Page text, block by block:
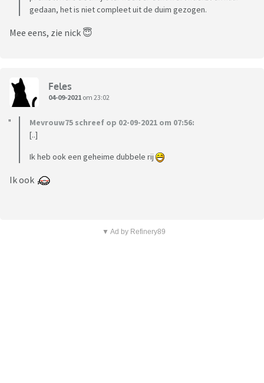
gedaan, het is niet compleet uit de duim gezogen.
Mee eens, zie nick 😇
Feles
04-09-2021 om 23:02
Mevrouw75 schreef op 02-09-2021 om 07:56:
[..]
Ik heb ook een geheime dubbele rij
Ik ook
▼ Ad by Refinery89